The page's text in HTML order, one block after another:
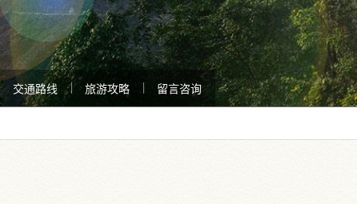
交通路线 旅游攻略 留言咨询